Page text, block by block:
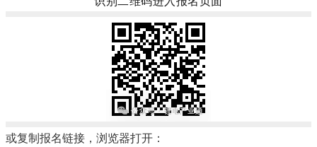
或复制报名链接，浏览器打开：